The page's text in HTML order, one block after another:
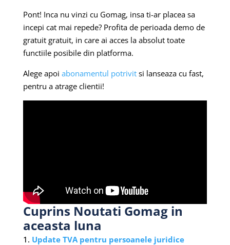
Pont! Inca nu vinzi cu Gomag, insa ti-ar placea sa
incepi cat mai repede? Profita de perioada demo de
gratuit gratuit, in care ai acces la absolut toate
functiile posibile din platforma.
Alege apoi abonamentul potrivitsi lanseaza cu fast,
pentru a atrage clientii!
Cuprins Noutati Gomag in
aceasta luna
Update TVA pentru persoanele juridice